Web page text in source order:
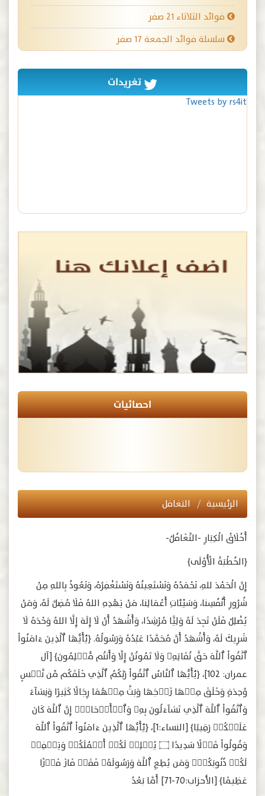
فوائد الثلاثاء ٢١ صفر
سلسلة فوائد الجمعة ١٧ صفر
تغريدات
Tweets by rs4it
احصائيات
الرئيسية التغافل
أَخْلَاقُ الْكِبَارِ -التَّغَافُلُ-
﴿الخُطْبَةُ الْأُوْلَى﴾
إِنَّ الْحَمْدَ للهِ، نَحْمَدُهُ وَنَسْتَعِينُهُ وَنَسْتَغْفِرُهُ، وَنَعُوذُ بِاللهِ مِنْ
شُرُورِ أَنْفُسِنا، وَسَيِّئاتِ أَعْمَالِنا، مَنْ يَهْدِهِ اللهُ فَلَا مُضِلَّ لَهُ، وَمَنْ
يُضْلِلْ فَلَنْ تَجِدَ لَهُ وَلِيًّا مُرْشِدًا، وَأَشْهَدُ أَنْ لَا إِلَهَ إِلَّا اللهُ وَحْدَهُ لَا
شَرِيكَ لَهُ، وَأَشْهَدُ أَنَّ مُحَمَّدًا عَبْدُهُ وَرَسُولُهُ. ﴿يَٰٓأَيُّهَا ٱلَّذِينَ ءَامَنُواْ
ٱتَّقُواْ ٱللَّهَ ‌حَقَّ ‌تُقَاتِهِۦ وَلَا تَمُوتُنَّ إِلَّا وَأَنتُم مُّسۡلِمُونَ﴾ [آل
عمران: 102]، ﴿يَٰٓأَيُّهَا ٱلنَّاسُ ٱتَّقُواْ رَبَّكُمُ ٱلَّذِي خَلَقَكُم ‌مِّن ‌نَّفۡسٍ
‌وَٰحِدَةٍ وَخَلَقَ مِنۡهَا زَوۡجَهَا وَبَثَّ مِنۡهُمَا رِجَالًا كَثِيرًا وَنِسَآءً
وَٱتَّقُواْ ٱللَّهَ ٱلَّذِي تَسَآءَلُونَ بِهِۦ وَٱلۡأَرۡحَامَۚ إِنَّ ٱللَّهَ كَانَ
عَلَيۡكُمۡ رَقِيبًا﴾ [النساء:1]، ﴿يَٰٓأَيُّهَا ٱلَّذِينَ ءَامَنُواْ ٱتَّقُواْ ٱللَّهَ
وَقُولُواْ ‌قَوۡلًا ‌سَدِيدًا ۝ يُصۡلِحۡ لَكُمۡ أَعۡمَٰلَكُمۡ وَيَغۡفِرۡ
لَكُمۡ ذُنُوبَكُمۡۗ وَمَن يُطِعِ ٱللَّهَ وَرَسُولَهُۥ فَقَدۡ فَازَ فَوۡزًا
عَظِيمًا﴾ [الأحزاب:70-71] أَمَّا بَعْدُ